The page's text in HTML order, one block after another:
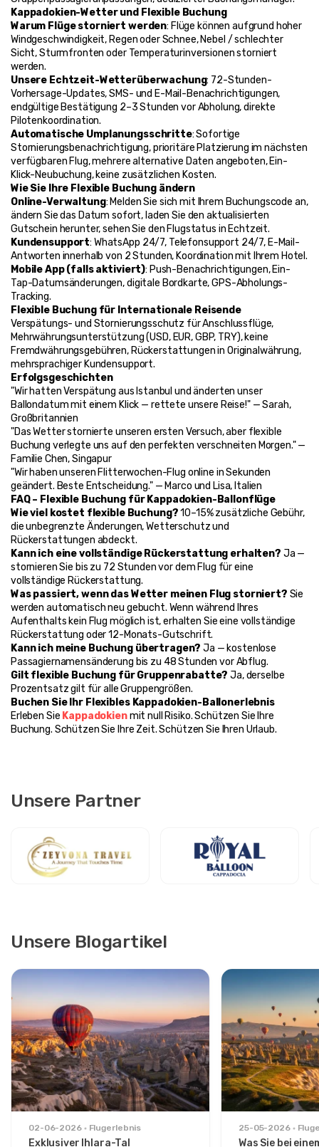
Kappadokien-Wetter und Flexible Buchung
Warum Flüge storniert werden: Flüge können aufgrund hoher
Windgeschwindigkeit, Regen oder Schnee, Nebel / schlechter
Sicht, Sturmfronten oder Temperaturinversionen storniert
werden.
Unsere Echtzeit-Wetterüberwachung: 72-Stunden-
Vorhersage-Updates, SMS- und E-Mail-Benachrichtigungen,
endgültige Bestätigung 2–3 Stunden vor Abholung, direkte
Pilotenkoordination.
Automatische Umplanungsschritte: Sofortige
Stornierungsbenachrichtigung, prioritäre Platzierung im nächsten
verfügbaren Flug, mehrere alternative Daten angeboten, Ein-
Klick-Neubuchung, keine zusätzlichen Kosten.
Wie Sie Ihre Flexible Buchung ändern
Online-Verwaltung: Melden Sie sich mit Ihrem Buchungscode an,
ändern Sie das Datum sofort, laden Sie den aktualisierten
Gutschein herunter, sehen Sie den Flugstatus in Echtzeit.
Kundensupport: WhatsApp 24/7, Telefonsupport 24/7, E-Mail-
Antworten innerhalb von 2 Stunden, Koordination mit Ihrem Hotel.
Mobile App (falls aktiviert): Push-Benachrichtigungen, Ein-
Tap-Datumsänderungen, digitale Bordkarte, GPS-Abholungs-
Tracking.
Flexible Buchung für Internationale Reisende
Verspätungs- und Stornierungsschutz für Anschlussflüge,
Mehrwährungsunterstützung (USD, EUR, GBP, TRY), keine
Fremdwährungsgebühren, Rückerstattungen in Originalwährung,
mehrsprachiger Kundensupport.
Erfolgsgeschichten
"Wir hatten Verspätung aus Istanbul und änderten unser
Ballondatum mit einem Klick — rettete unsere Reise!" — Sarah,
Großbritannien
"Das Wetter stornierte unseren ersten Versuch, aber flexible
Buchung verlegte uns auf den perfekten verschneiten Morgen." —
Familie Chen, Singapur
"Wir haben unseren Flitterwochen-Flug online in Sekunden
geändert. Beste Entscheidung." — Marco und Lisa, Italien
FAQ – Flexible Buchung für Kappadokien-Ballonflüge
Wie viel kostet flexible Buchung? 10–15% zusätzliche Gebühr,
die unbegrenzte Änderungen, Wetterschutz und
Rückerstattungen abdeckt.
Kann ich eine vollständige Rückerstattung erhalten? Ja —
stornieren Sie bis zu 72 Stunden vor dem Flug für eine
vollständige Rückerstattung.
Was passiert, wenn das Wetter meinen Flug storniert? Sie
werden automatisch neu gebucht. Wenn während Ihres
Aufenthalts kein Flug möglich ist, erhalten Sie eine vollständige
Rückerstattung oder 12-Monats-Gutschrift.
Kann ich meine Buchung übertragen? Ja — kostenlose
Passagiernamensänderung bis zu 48 Stunden vor Abflug.
Gilt flexible Buchung für Gruppenrabatte? Ja, derselbe
Prozentsatz gilt für alle Gruppengrößen.
Buchen Sie Ihr Flexibles Kappadokien-Ballonerlebnis
Erleben Sie Kappadokien mit null Risiko. Schützen Sie Ihre
Buchung. Schützen Sie Ihre Zeit. Schützen Sie Ihren Urlaub.
Unsere Partner
Unsere Blogartikel
02-06-2026 Flugerlebnis
Exklusiver Ihlara-Tal
25-05-2026
Was Sie bei